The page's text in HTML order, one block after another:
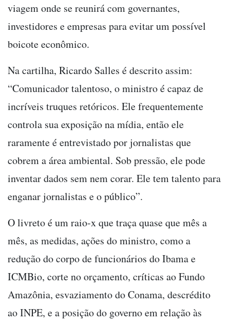
viagem onde se reunirá com governantes,
investidores e empresas para evitar um possível
boicote econômico.
Na cartilha, Ricardo Salles é descrito assim:
“Comunicador talentoso, o ministro é capaz de
incríveis truques retóricos. Ele frequentemente
controla sua exposição na mídia, então ele
raramente é entrevistado por jornalistas que
cobrem a área ambiental. Sob pressão, ele pode
inventar dados sem nem corar. Ele tem talento para
enganar jornalistas e o público”.
O livreto é um raio-x que traça quase que mês a
mês, as medidas, ações do ministro, como a
redução do corpo de funcionários do Ibama e
ICMBio, corte no orçamento, críticas ao Fundo
Amazônia, esvaziamento do Conama, descrédito
ao INPE, e a posição do governo em relação às